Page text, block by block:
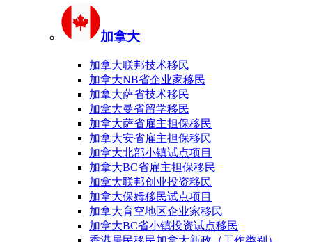
加拿大
加拿大联邦技术移民
加拿大NB省企业家移民
加拿大萨省技术移民
加拿大曼省留学移民
加拿大萨省雇主担保移民
加拿大安省雇主担保移民
加拿大北部小镇试点项目
加拿大BC省雇主担保移民
加拿大联邦创业投资移民
加拿大保姆移民试点项目
加拿大育空地区企业家移民
加拿大BC省小镇投资试点移民